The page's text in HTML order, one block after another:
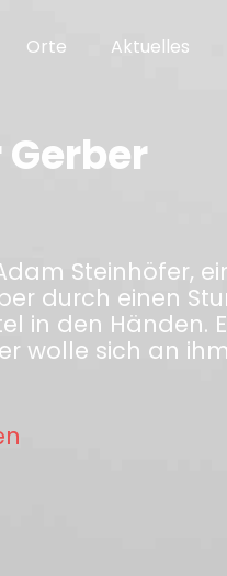
Orte Aktuelles
Steinhöfer,
durch einen
in den Händen.
wolle sich an